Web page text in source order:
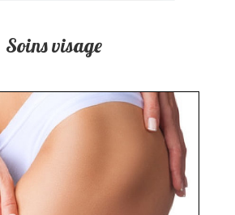
Soins visage